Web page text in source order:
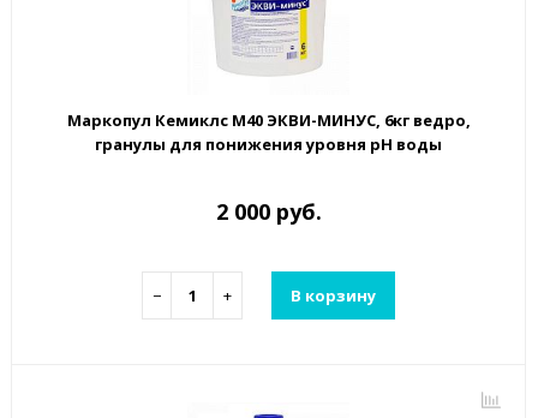
Маркопул Кемиклс М40 ЭКВИ-МИНУС, 6кг ведро,
гранулы для понижения уровня рН воды
2 000 руб.
− + В корзину